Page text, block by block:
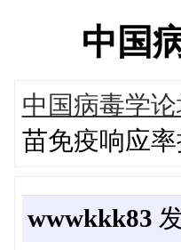
中国
中国病毒学
苗免疫响应
wwwkkk83